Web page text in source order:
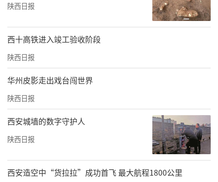
陕西日报
西十高铁进入竣工验收阶段
陕西日报
华州皮影走出戏台闯世界
陕西日报
西安城墙的数字守护人
陕西日报
西安造空中“货拉拉”成功首飞 最大航程1800公里